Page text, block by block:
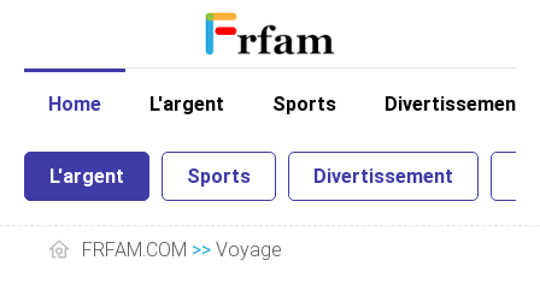
Home L'argent Sports Divertissement
L'argent Sports Divertissement
FRFAM.COM >> Voyage